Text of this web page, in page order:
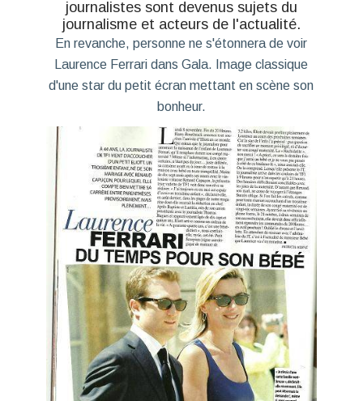
journalistes sont devenus sujets du
journalisme et acteurs de l'actualité.
En revanche, personne ne s'étonnera de voir
Laurence Ferrari dans Gala. Image classique
d'une star du petit écran mettant en scène son
bonheur.